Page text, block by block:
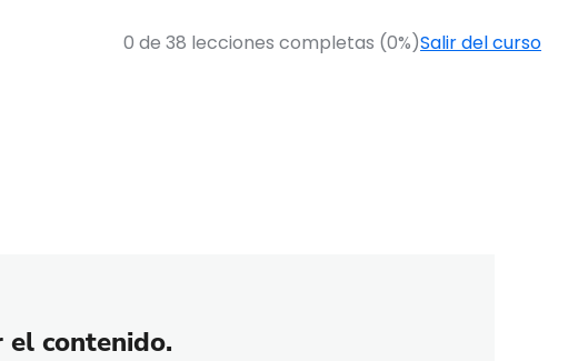
0 de 38 lecciones completas (0%)Salir del curso
el contenido.